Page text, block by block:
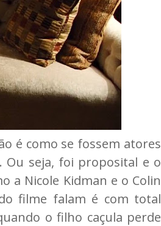
é como se fossem atores
Ou seja, foi proposital e o
a Nicole Kidman e o Colin
filme falam é com total
o filho caçula perde